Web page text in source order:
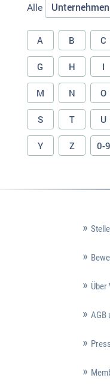
Alle
A B C
G H I
M N O
S T U
Y Z 0-9
Über
AGB